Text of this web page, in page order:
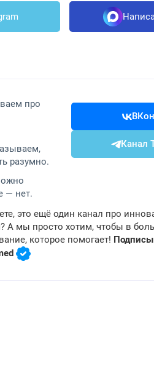
про
разумно.
— нет.
Канал
это ещё один канал про
А мы просто хотим, чтобы в
которое помогает!